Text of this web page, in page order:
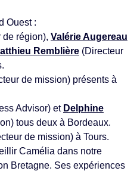
Ouest :
de région), Valérie Augereau
Remblière (Directeur
de mission) présents à
Advisor) et Delphine
tous deux à Bordeaux.
de mission) à Tours.
Camélia dans notre
Bretagne. Ses expériences